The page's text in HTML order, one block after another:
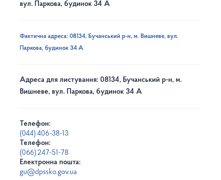
вул. Паркова, будинок 34 А
Фактична адреса: 08134, Бучанський р-н, м. Вишневе, вул.
Паркова, будинок 34 А
Адреса для листування: 08134, Бучанський р-н, м.
Вишневе, вул. Паркова, будинок 34 А
Телефон:
(044) 406-38-13
Телефон:
(066) 247-51-78
Електронна пошта:
gu@dpssko.gov.ua